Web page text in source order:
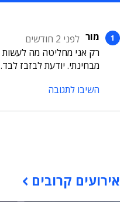
מור לפני 2 חודשים
מבחינתי. יודעת לבזבז לבד.
השיבו לתגובה
אירועים קרובים